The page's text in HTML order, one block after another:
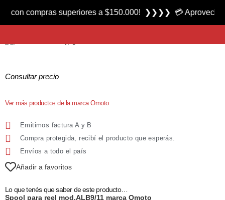
Producto nuevo
Spool para reel ALB9/11 marca Omoto
Consultar precio
Ver más productos de la marca Omoto
Emitimos factura A y B
Compra protegida, recibí el producto que esperás.
Envíos a todo el país
Añadir a favoritos
Lo que tenés que saber de este producto…
Spool para reel mod.ALB9/11 marca Omoto
superiores a $150.000! ❯❯❯❯ 💳 Aprovecha las 3